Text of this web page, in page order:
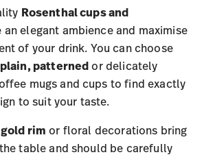
Rosenthal cups and
an elegant ambience and maximise
of your drink. You can choose
patternedor delicately
mugs and cups to find exactly
to suit your taste.
rim or floral decorations bring
table and should be carefully